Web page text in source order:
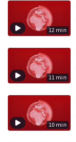
12 min
11 min
10 min